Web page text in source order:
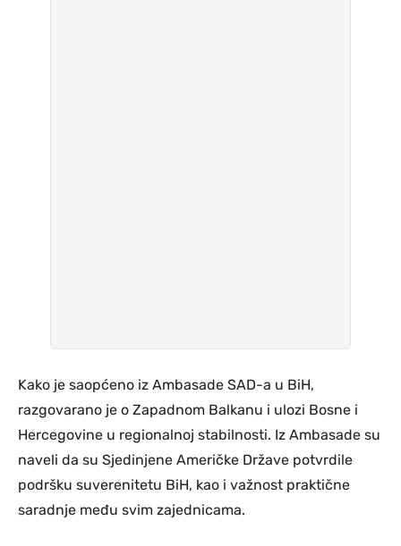
Kako je saopćeno iz Ambasade SAD-a u BiH,
razgovarano je o Zapadnom Balkanu i ulozi Bosne i
Hercegovine u regionalnoj stabilnosti. Iz Ambasade su
naveli da su Sjedinjene Američke Države potvrdile
podršku suverenitetu BiH, kao i važnost praktične
saradnje među svim zajednicama.